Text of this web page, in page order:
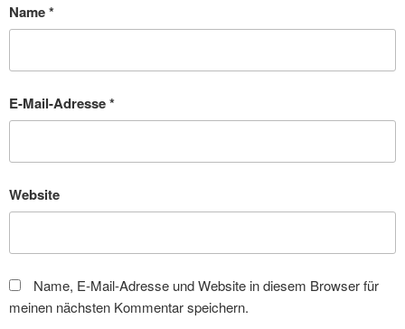
Name*
E-Mail-Adresse*
Website
Name, E-Mail-Adresse und Website in diesem Browser für
meinen nächsten Kommentar speichern.